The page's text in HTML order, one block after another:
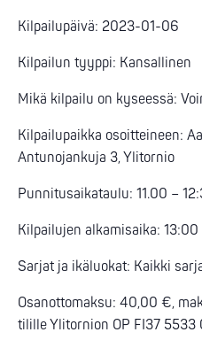
Kilpailupäivä: 2023-01-06
Kilpailun tyyppi: Kansallinen
Mikä kilpailu on kyseessä:
Kilpailupaikka osoitteineen:
Antunojankuja 3, Ylitornio
Punnitusaikataulu: 11.00 –
Kilpailujen alkamisaika: 13:00
Sarjat ja ikäluokat: Kaikki
Osanottomaksu: 40,00 €,
tilille Ylitornion OP FI37